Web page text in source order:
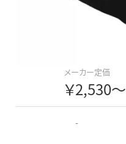
メーカー定価
￥2,530～
-